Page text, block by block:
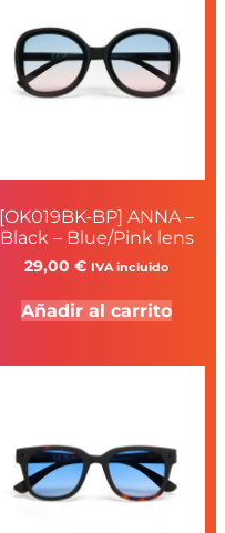
[OK019BK-BP] ANNA –
Black – Blue/Pink lens
29,00 € IVA incluido
Añadir al carrito